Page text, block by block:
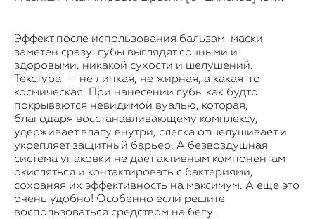
Эффект после использования бальзам-маски
заметен сразу: губы выглядят сочными и
здоровыми, никакой сухости и шелушений.
Текстура — не липкая, не жирная, а какая-то
космическая. При нанесении губы как будто
покрываются невидимой вуалью, которая,
благодаря восстанавливающему комплексу,
удерживает влагу внутри, слегка отшелушивает и
укрепляет защитный барьер. А безвоздушная
система упаковки не дает активным компонентам
окисляться и контактировать с бактериями,
сохраняя их эффективность на максимум. А еще это
очень удобно! Особенно если решите
воспользоваться средством на бегу.